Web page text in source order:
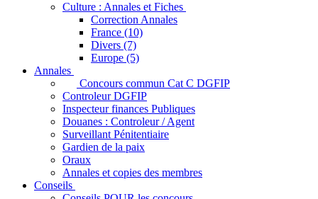
Culture : Annales et Fiches
Correction Annales
France (10)
Divers (7)
Europe (5)
Annales
Concours commun Cat C DGFIP
Controleur DGFIP
Inspecteur finances Publiques
Douanes : Controleur / Agent
Surveillant Pénitentiaire
Gardien de la paix
Oraux
Annales et copies des membres
Conseils